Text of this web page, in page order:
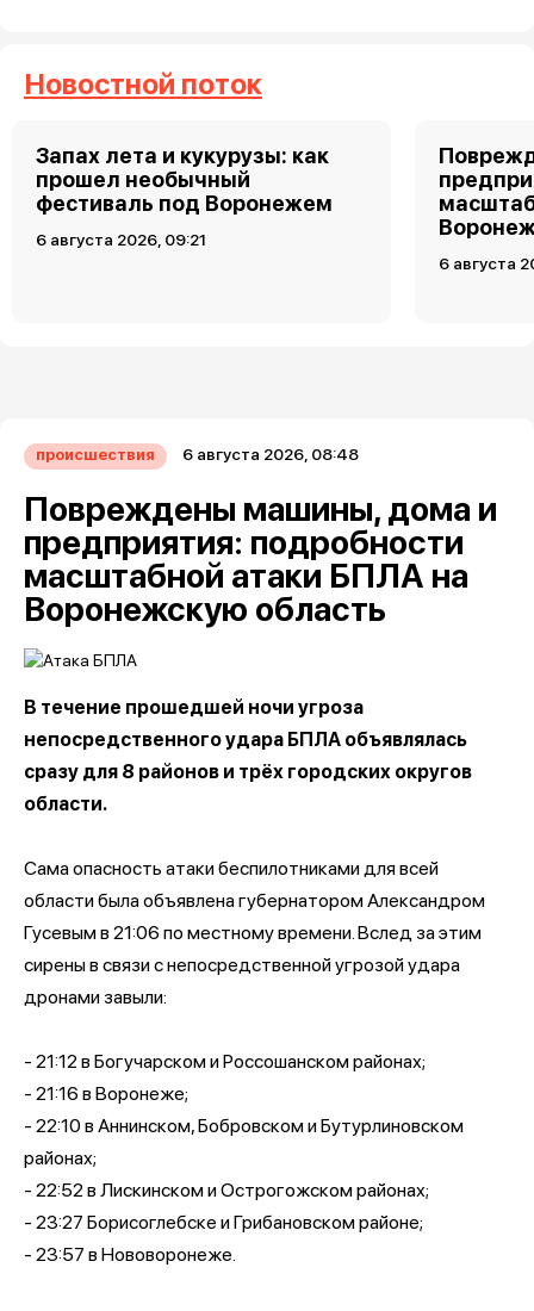
Новостной поток
Запах лета и кукурузы: как
прошел необычный
фестиваль под Воронежем
6 августа 2026, 09:21
6 августа
происшествия 6 августа 2026, 08:48
Повреждены машины, дома и
предприятия: подробности
масштабной атаки БПЛА на
Воронежскую область
В течение прошедшей ночи угроза
непосредственного удара БПЛА объявлялась
сразу для 8 районов и трёх городских округов
области.
Сама опасность атаки беспилотниками для всей
области была объявлена губернатором Александром
Гусевым в 21:06 по местному времени. Вслед за этим
сирены в связи с непосредственной угрозой удара
дронами завыли:
- 21:12 в Богучарском и Россошанском районах;
- 21:16 в Воронеже;
- 22:10 в Аннинском, Бобровском и Бутурлиновском
районах;
- 22:52 в Лискинском и Острогожском районах;
- 23:27 Борисоглебске и Грибановском районе;
- 23:57 в Нововоронеже.